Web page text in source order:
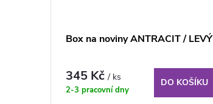
Box na noviny ANTRACIT / LEVÝ
345 Kč/ ks
2-3 pracovní dny
DO KOŠÍKU